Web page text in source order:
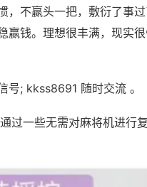
不赢头一把，敷衍了事过
赢钱。理想很丰满，现实
号; kkss8691 随时交流 。
过一些无需对麻将机进行